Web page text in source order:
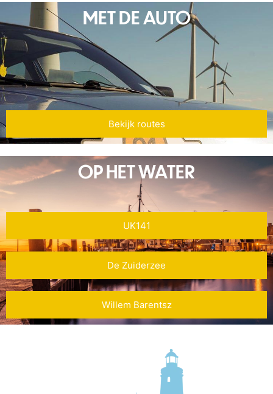
MET DE AUTO
Bekijk routes
OP HET WATER
UK141
De Zuiderzee
Willem Barentsz